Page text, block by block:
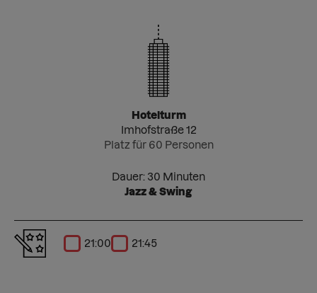
Hotelturm
Imhofstraße 12
Platz für 60 Personen
Dauer: 30 Minuten
Jazz & Swing
21:00 21:45